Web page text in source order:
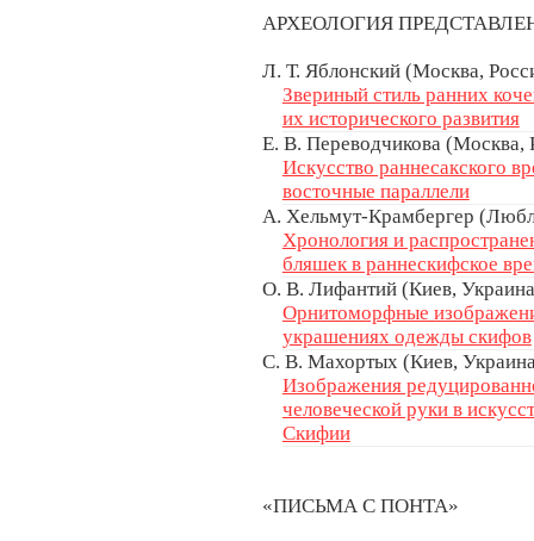
АРХЕОЛОГИЯ
Л. Т. Яблонский (Москва,
Звериный стиль ранних
их исторического развития
Е. В. Переводчикова (Москва,
Искусство раннесакского
восточные параллели
А. Хельмут-Крамбергер
Хронология и
бляшек в раннескифское
О. В. Лифантий (Киев,
Орнитоморфные
украшениях одежды скифов
С. В. Махортых (Киев,
Изображения
человеческой руки в
Скифии
«ПИСЬМА С ПОНТА»